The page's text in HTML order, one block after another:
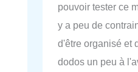
pouvoir tester ce
y a peu de
d'être organisé et
dodos un peu à